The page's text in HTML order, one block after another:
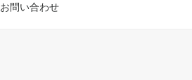
お問い合わせ